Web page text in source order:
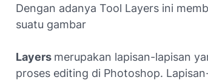
Dengan adanya Tool Layers ini
suatu gambar
Layers merupakan lapisan-lapisan
proses editing di Photoshop.